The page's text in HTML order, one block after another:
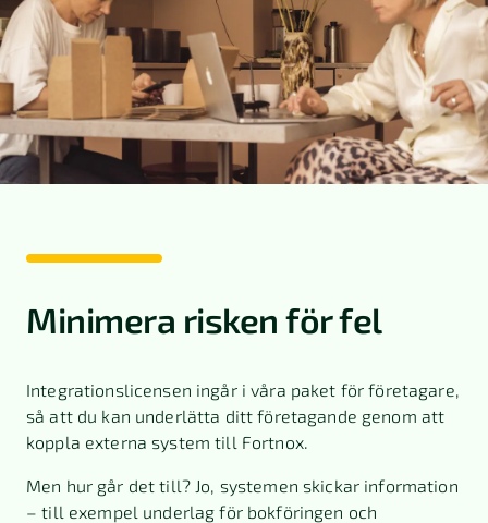
Minimera risken för fel
Integrationslicensen ingår i våra paket för företagare,
så att du kan underlätta ditt företagande genom att
koppla externa system till Fortnox.
Men hur går det till? Jo, systemen skickar information
– till exempel underlag för bokföringen och